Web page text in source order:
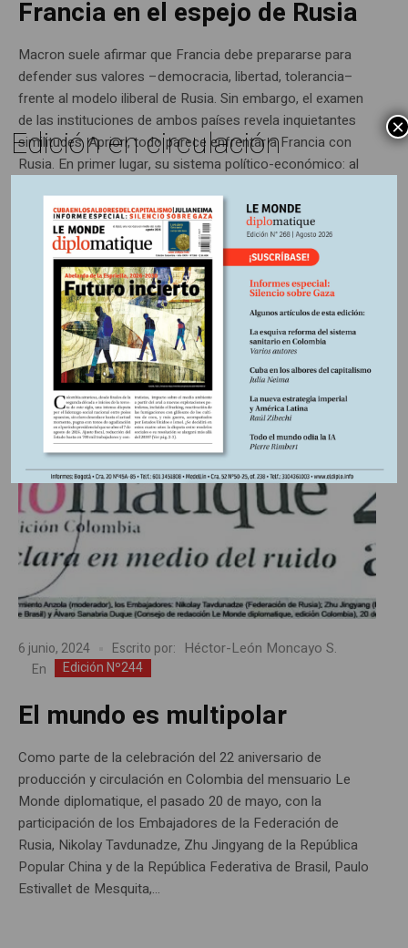
Francia en el espejo de Rusia
Macron suele afirmar que Francia debe prepararse para
defender sus valores –democracia, libertad, tolerancia–
frente al modelo iliberal de Rusia. Sin embargo, el examen
de las instituciones de ambos países revela inquietantes
similitudes. Apriori, todo parece enfrentar a Francia con
Rusia. En primer lugar, su sistema político-económico: al
ENTRADA
6 junio, 2024 Escrito por: Héctor-León Moncayo S.
En Edición Nº244
El mundo es multipolar
Como parte de la celebración del 22 aniversario de
producción y circulación en Colombia del mensuario Le
Monde diplomatique, el pasado 20 de mayo, con la
participación de los Embajadores de la Federación de
Rusia, Nikolay Tavdunadze, Zhu Jingyang de la República
Popular China y de la República Federativa de Brasil, Paulo
Estivallet de Mesquita,...
Edición en circulación ×